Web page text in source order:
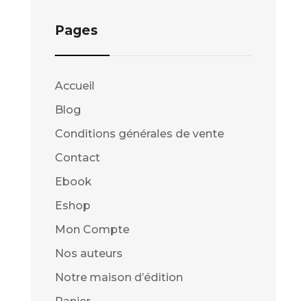
Pages
Accueil
Blog
Conditions générales de vente
Contact
Ebook
Eshop
Mon Compte
Nos auteurs
Notre maison d’édition